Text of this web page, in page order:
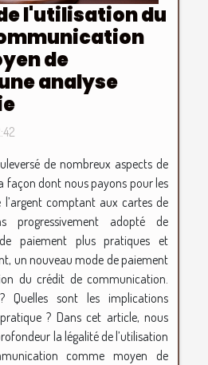
l'utilisation du
de
analyse
de nombreux aspects de
façon dont nous payons pour les
l’argent comptant aux cartes de
progressivement adopté de
paiement plus pratiques et
un nouveau mode de paiement
du crédit de communication.
Quelles sont les implications
? Dans cet article, nous
la légalité de l’utilisation
comme moyen de